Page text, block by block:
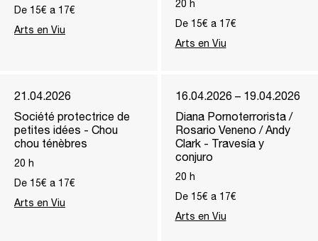
De 15€ a 17€
Arts en Viu
20 h
De 15€ a 17€
Arts en Viu
21.04.2026
Société protectrice de
petites idées - Chou
chou ténèbres
20 h
De 15€ a 17€
Arts en Viu
16.04.2026 – 19.04.2026
Diana Pornoterrorista /
Rosario Veneno / Andy
Clark - Travesía y
conjuro
20 h
De 15€ a 17€
Arts en Viu